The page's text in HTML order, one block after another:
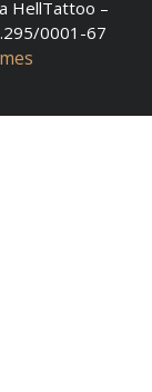
HellTattoo –
0001-67